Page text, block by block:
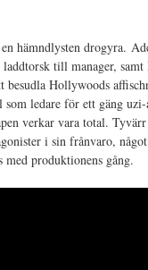
hämndlysten drogyra.
till manager, samt
Hollywoods
ledare för ett gäng uzi-
verkar vara total.
i sin frånvaro,
med produktionens gång.